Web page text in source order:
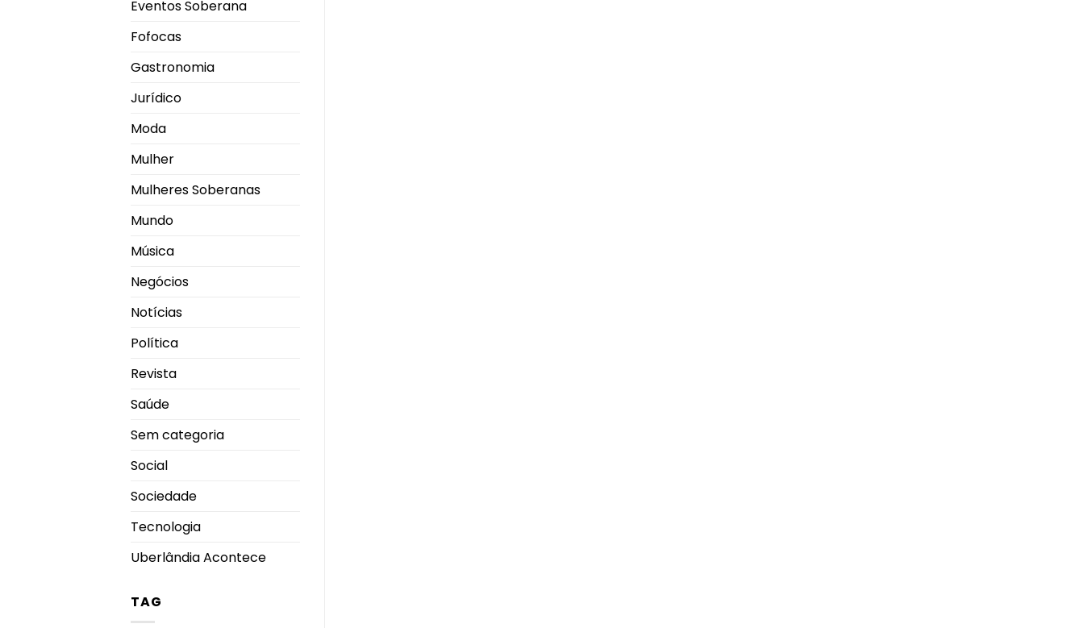
Eventos Soberana
Fofocas
Gastronomia
Jurídico
Moda
Mulher
Mulheres Soberanas
Mundo
Música
Negócios
Notícias
Política
Revista
Saúde
Sem categoria
Social
Sociedade
Tecnologia
Uberlândia Acontece
TAG